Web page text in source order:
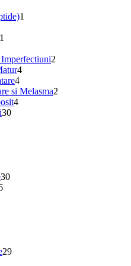
1
1
2
44
44
produse
si Melasma2
44
3030
3030
26
2929